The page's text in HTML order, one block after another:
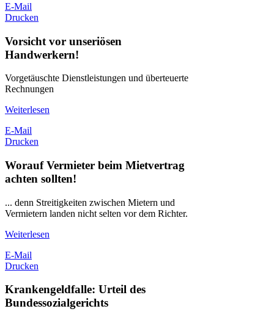
E-Mail
Drucken
Vorsicht vor unseriösen
Handwerkern!
Vorgetäuschte Dienstleistungen und überteuerte
Rechnungen
Weiterlesen
E-Mail
Drucken
Worauf Vermieter beim Mietvertrag
achten sollten!
... denn Streitigkeiten zwischen Mietern und
Vermietern landen nicht selten vor dem Richter.
Weiterlesen
E-Mail
Drucken
Krankengeldfalle: Urteil des
Bundessozialgerichts